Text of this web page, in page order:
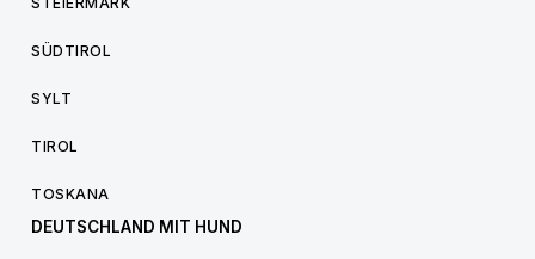
SÜDTIROL
SYLT
TIROL
TOSKANA
DEUTSCHLAND MIT HUND